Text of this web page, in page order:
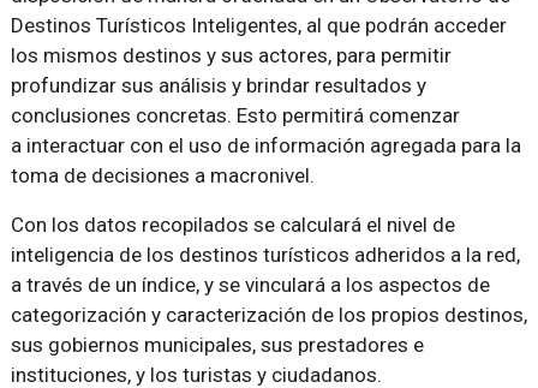
Destinos Turísticos Inteligentes, al que podrán acceder
los mismos destinos y sus actores, para permitir
profundizar sus análisis y brindar resultados y
conclusiones concretas. Esto permitirá comenzar
a interactuar con el uso de información agregada para la
toma de decisiones a macronivel.
Con los datos recopilados se calculará el nivel de
inteligencia de los destinos turísticos adheridos a la red,
a través de un índice, y se vinculará a los aspectos de
categorización y caracterización de los propios destinos,
sus gobiernos municipales, sus prestadores e
instituciones, y los turistas y ciudadanos.